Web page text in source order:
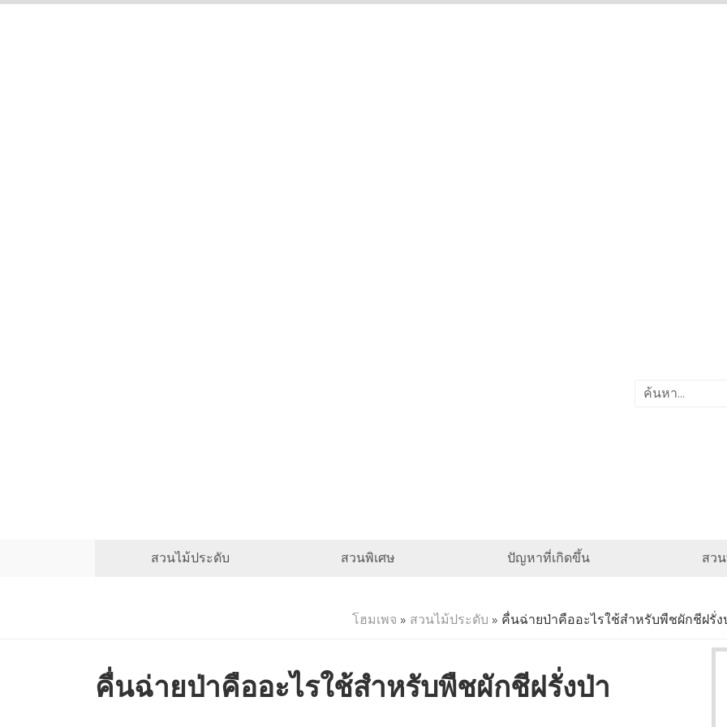
สวนไม้ประดับ สวนพิเศษ ปัญหาที่เกิดขึ้น สว
โฮมเพจ » สวนไม้ประดับ » คื่นฉ่ายป่าคืออะไรใช้สำหรับพืชผักชีฝรั่ง
คื่นฉ่ายป่าคืออะไรใช้สำหรับพืชผักชีฝรั่งป่า